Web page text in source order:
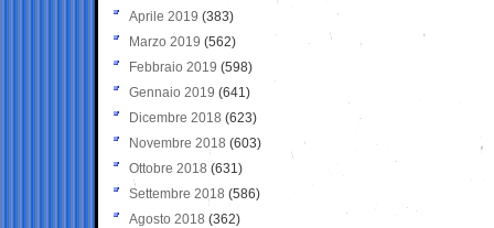
Aprile 2019 (383)
Marzo 2019 (562)
Febbraio 2019 (598)
Gennaio 2019 (641)
Dicembre 2018 (623)
Novembre 2018 (603)
Ottobre 2018 (631)
Settembre 2018 (586)
Agosto 2018 (362)